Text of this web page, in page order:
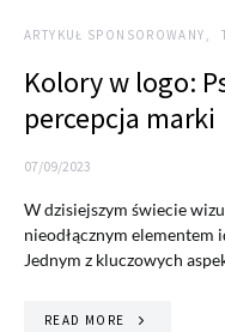
ARTYKUŁ SPONSOROWANY
Kolory w logo:
percepcja marki
07/09/2023
W dzisiejszym świecie
nieodłącznym
Jednym z kluczowych
READ MORE